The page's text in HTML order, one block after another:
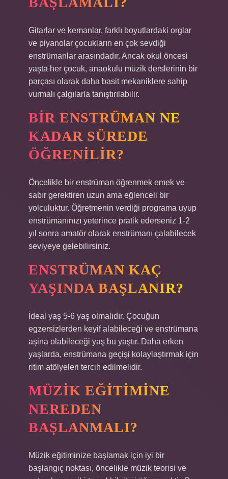
Gitarlar ve kemanlar, farklı boyutlardaki orglar
ve piyanolar çocukların en çok sevdiği
enstrümanlar arasındadır. Ancak okul öncesi
yaşta her çocuk, anaokulu müzik derslerinin bir
parçası olarak daha basit mekaniklere sahip
vurmalı çalgılarla tanıştırılabilir.
BIR ENSTRÜMAN NE
KADAR SÜREDE
ÖĞRENILIR?
Öncelikle bir enstrüman öğrenmek emek ve
sabır gerektiren uzun ama eğlenceli bir
yolculuktur. Öğretmenin verdiği programa uyup
enstrümanınızı yeterince pratik ederseniz 1-2
yıl sonra amatör olarak enstrümanı çalabilecek
seviyeye gelebilirsiniz.
ENSTRÜMAN KAÇ
YAŞINDA BAŞLANIR?
İdeal yaş 5-6 yaş olmalıdır. Çocuğun
egzersizlerden keyif alabileceği ve enstrümana
aşina olabileceği yaş bu yaştır. Daha erken
yaşlarda, enstrümana geçişi kolaylaştırmak için
ritim atölyeleri tercih edilmelidir.
MÜZIK EĞITIMINE
NEREDEN
BAŞLANMALI?
Müzik eğitiminize başlamak için iyi bir
başlangıç ​​noktası, öncelikle müzik teorisi ve